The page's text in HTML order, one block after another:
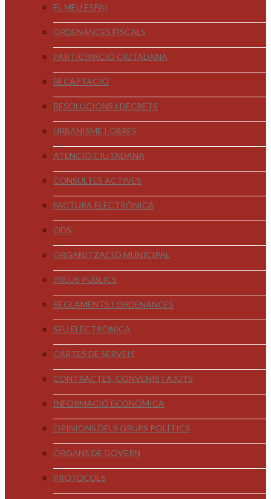
EL MEU ESPAI
ORDENANCES FISCALS
PARTICIPACIÓ CIUTADANA
RECAPTACIÓ
RESOLUCIONS I DECRETS
URBANISME I OBRES
ATENCIÓ CIUTADANA
CONSULTES ACTIVES
FACTURA ELECTRÒNICA
ODS
ORGANITZACIÓ MUNICIPAL
PREUS PÚBLICS
REGLAMENTS I ORDENANCES
SEU ELECTRÒNICA
CARTES DE SERVEIS
CONTRACTES, CONVENIS I AJUTS
INFORMACIÓ ECONÒMICA
OPINIONS DELS GRUPS POLÍTICS
ÒRGANS DE GOVERN
PROTOCOLS